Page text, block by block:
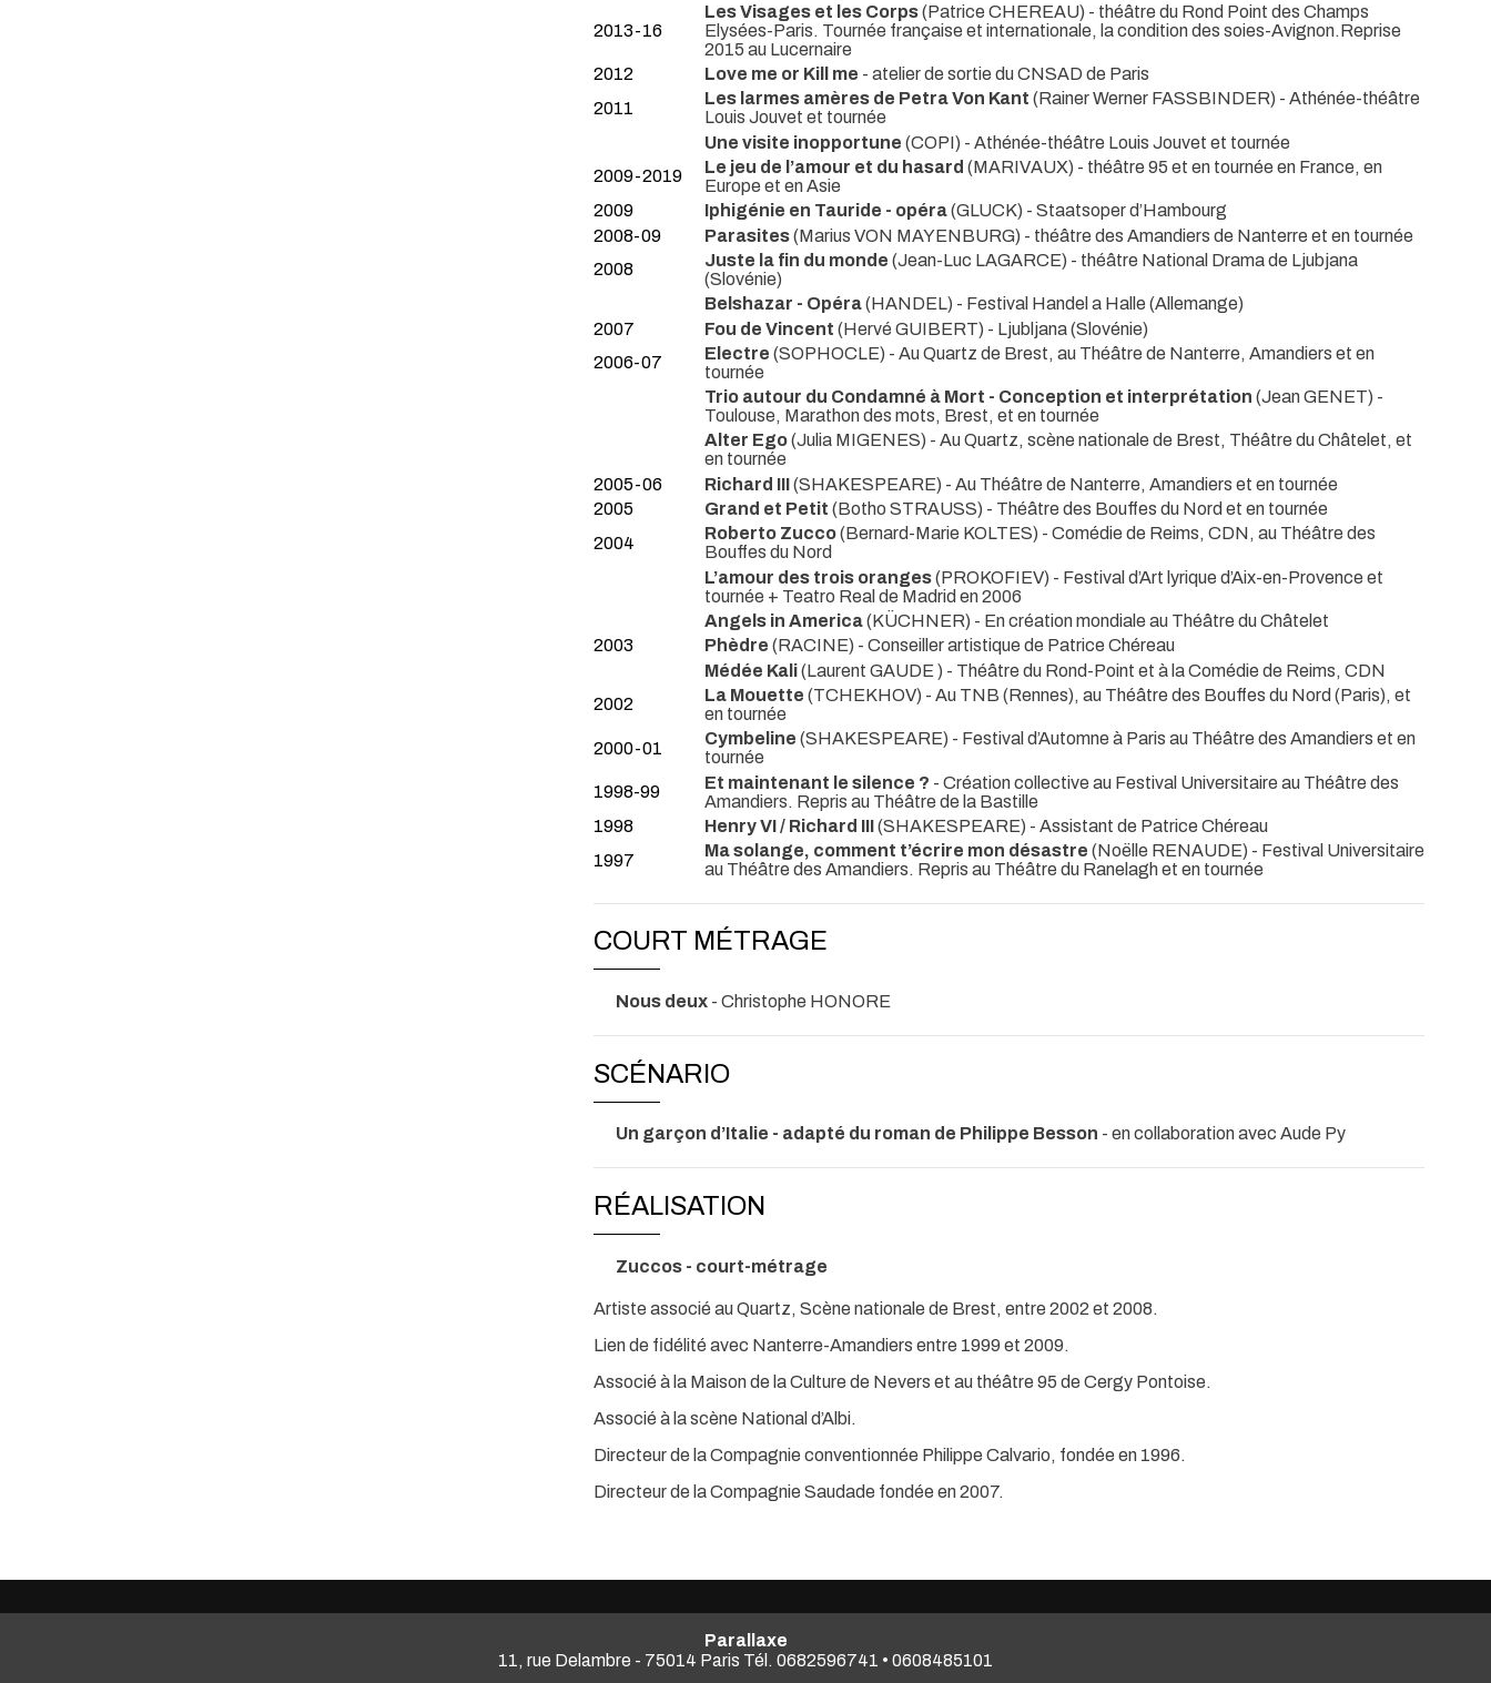
2013-16
Les Visages et les Corps(Patrice CHEREAU) - théâtre du Rond Point des Champs
Elysées-Paris. Tournée française et internationale, la condition des soies-Avignon.Reprise
2015 au Lucernaire
2012
Love me or Kill me - atelier de sortie du CNSAD de Paris
2011
Les larmes amères de Petra Von Kant (Rainer Werner FASSBINDER) - Athénée-théâtre
Louis Jouvet et tournée
Une visite inopportune (COPI) - Athénée-théâtre Louis Jouvet et tournée
2009-2019
Le jeu de l’amour et du hasard (MARIVAUX) - théâtre 95 et en tournée en France, en
Europe et en Asie
2009
Iphigénie en Tauride - opéra(GLUCK) - Staatsoper d’Hambourg
2008-09
Parasites(Marius VON MAYENBURG) - théâtre des Amandiers de Nanterre et en tournée
2008
Juste la fin du monde (Jean-Luc LAGARCE) - théâtre National Drama de Ljubjana
(Slovénie)
Belshazar - Opéra(HANDEL) - Festival Handel a Halle (Allemange)
2007
Fou de Vincent (Hervé GUIBERT) - Ljubljana (Slovénie)
2006-07
Electre (SOPHOCLE) - Au Quartz de Brest, au Théâtre de Nanterre, Amandiers et en
tournée
Trio autour du Condamné à Mort - Conception et interprétation (Jean GENET) -
Toulouse, Marathon des mots, Brest, et en tournée
Alter Ego(Julia MIGENES) - Au Quartz, scène nationale de Brest, Théâtre du Châtelet, et
en tournée
2005-06
Richard III(SHAKESPEARE) - Au Théâtre de Nanterre, Amandiers et en tournée
2005
Grand et Petit (Botho STRAUSS) - Théâtre des Bouffes du Nord et en tournée
2004
Roberto Zucco(Bernard-Marie KOLTES) - Comédie de Reims, CDN, au Théâtre des
Bouffes du Nord
L’amour des trois oranges(PROKOFIEV) - Festival d’Art lyrique d’Aix-en-Provence et
tournée + Teatro Real de Madrid en 2006
Angels in America(KÜCHNER) - En création mondiale au Théâtre du Châtelet
2003
Phèdre (RACINE) - Conseiller artistique de Patrice Chéreau
Médée Kali(Laurent GAUDE ) - Théâtre du Rond-Point et à la Comédie de Reims, CDN
2002
La Mouette (TCHEKHOV) - Au TNB (Rennes), au Théâtre des Bouffes du Nord (Paris), et
en tournée
2000-01
Cymbeline (SHAKESPEARE) - Festival d’Automne à Paris au Théâtre des Amandiers et en
tournée
1998-99
Et maintenant le silence ? - Création collective au Festival Universitaire au Théâtre des
Amandiers. Repris au Théâtre de la Bastille
1998
Henry VI / Richard III(SHAKESPEARE) - Assistant de Patrice Chéreau
1997
Ma solange, comment t’écrire mon désastre (Noëlle RENAUDE) - Festival Universitaire
au Théâtre des Amandiers. Repris au Théâtre du Ranelagh et en tournée
COURT MÉTRAGE
Nous deux - Christophe HONORE
SCÉNARIO
Un garçon d’Italie - adapté du roman de Philippe Besson - en collaboration avec Aude Py
RÉALISATION
Zuccos - court-métrage
Artiste associé au Quartz, Scène nationale de Brest, entre 2002 et 2008.
Lien de fidélité avec Nanterre-Amandiers entre 1999 et 2009.
Associé à la Maison de la Culture de Nevers et au théâtre 95 de Cergy Pontoise.
Associé à la scène National d’Albi.
Directeur de la Compagnie conventionnée Philippe Calvario, fondée en 1996.
Directeur de la Compagnie Saudade fondée en 2007.
Parallaxe
11, rue Delambre - 75014 Paris Tél. 0682596741 • 0608485101